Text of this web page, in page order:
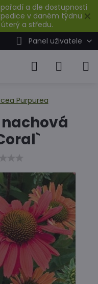
✕
a dle dostupnosti
v daném týdnu
a středu.
Panel uživatele
Purpurea